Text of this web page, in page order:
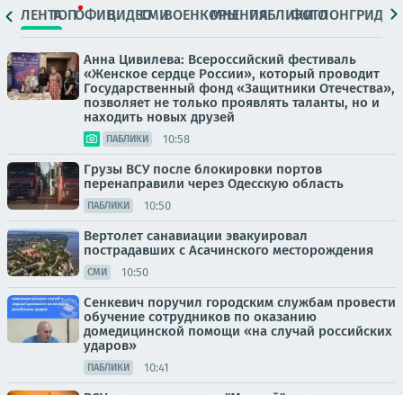
ЛЕНТАТОПОФИЦ.ВИДЕОСМИВОЕНКОРЫМНЕНИЯПАБЛИКИ
ФОТОЛОНГРИДЫ
Анна Цивилева: Всероссийский фестиваль
«Женское сердце России», который проводит
Государственный фонд «Защитники Отечества»,
позволяет не только проявлять таланты, но и
находить новых друзей
ПАБЛИКИ 10:58
Грузы ВСУ после блокировки портов
перенаправили через Одесскую область
ПАБЛИКИ 10:50
Вертолет санавиации эвакуировал
пострадавших с Асачинского месторождения
СМИ 10:50
Сенкевич поручил городским службам провести
обучение сотрудников по оказанию
домедицинской помощи «на случай российских
ударов»
ПАБЛИКИ 10:41